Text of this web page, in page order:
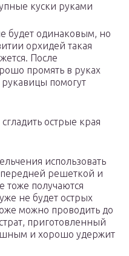
куски руками
будет одинаковым, но
орхидей такая
После
промять в руках
помогут
острые края
использовать
передней решеткой и
тоже получаются
не будет острых
можно проводить до
приготовленный
и хорошо удержит